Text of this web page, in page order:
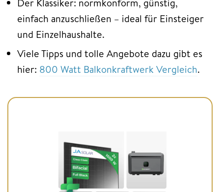
einfach anzuschließen – ideal für Einsteiger
und Einzelhaushalte.
Viele Tipps und tolle Angebote dazu gibt es
hier: 800 Watt Balkonkraftwerk Vergleich.